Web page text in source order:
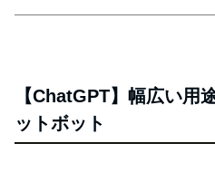
【ChatGPT】幅広い用
ットボット